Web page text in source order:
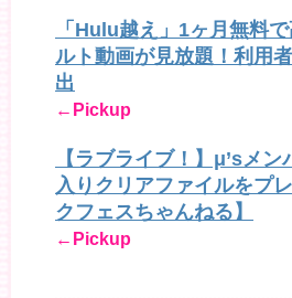
「Hulu越え」1ヶ月無料
ルト動画が見放題！利用
出
←Pickup
【ラブライブ！】μ’sメ
入りクリアファイルをプ
クフェスちゃんねる】
←Pickup